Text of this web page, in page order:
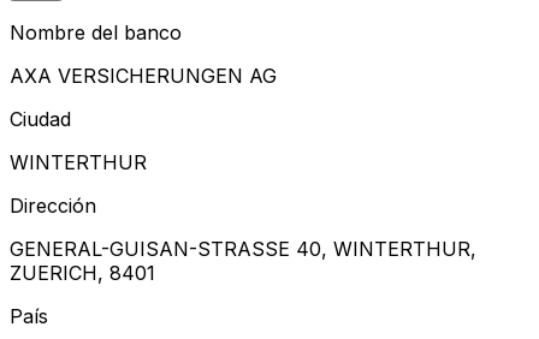
Nombre del banco
AXA VERSICHERUNGEN AG
Ciudad
WINTERTHUR
Dirección
GENERAL-GUISAN-STRASSE 40, WINTERTHUR,
ZUERICH, 8401
País